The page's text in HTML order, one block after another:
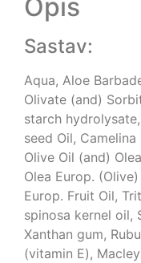
Opis
Sastav:
Aqua, Aloe
Olivate (and)
starch
seed Oil,
Olive Oil (and)
Olea Europ.
Europ. Fruit Oil,
spinosa kernel oil,
Xanthan gum,
(vitamin Е),